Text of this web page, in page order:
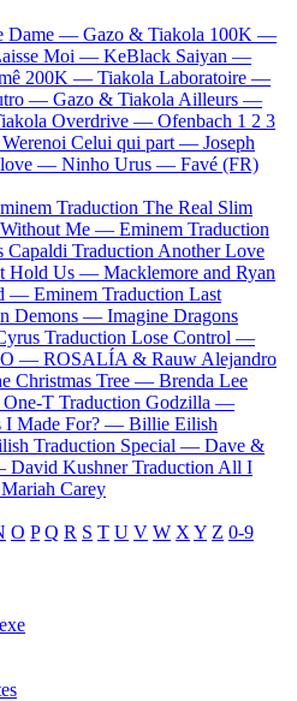
Dame — Gazo & Tiakola 100K —
Moi — KeBlack Saiyan —
200K — Tiakola Laboratoire —
— Gazo & Tiakola Ailleurs —
Overdrive — Ofenbach 1 2 3
Werenoi Celui qui part — Joseph
— Ninho Urus — Favé (FR)
Traduction The Real Slim
Without Me — Eminem Traduction
Capaldi Traduction Another Love
Hold Us — Macklemore and Ryan
— Eminem Traduction Last
Demons — Imagine Dragons
Traduction Lose Control —
— ROSALÍA & Rauw Alejandro
Christmas Tree — Brenda Lee
One-T Traduction Godzilla —
I Made For? — Billie Eilish
Traduction Special — Dave &
David Kushner Traduction All I
Mariah Carey
O P Q R S T U V W X Y Z 0-9